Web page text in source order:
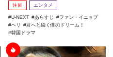
注目 エンタメ
U-NEXT あらすじ
ファン・イニョプ
ヘリ
君へと続く僕のドリーム！
韓国ドラマ